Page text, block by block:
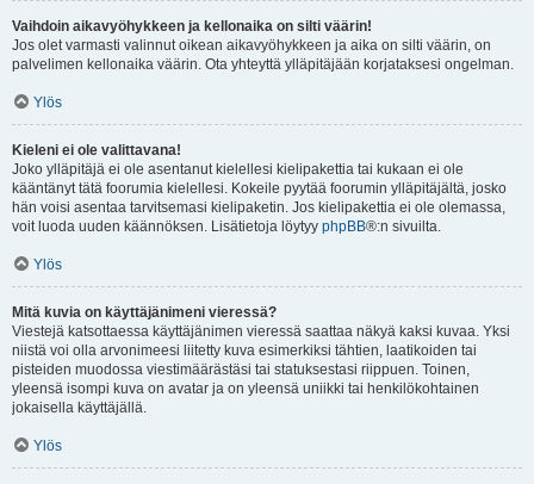
Vaihdoin aikavyöhykkeen ja kellonaika on silti väärin!
Jos olet varmasti valinnut oikean aikavyöhykkeen ja aika on silti väärin, on
palvelimen kellonaika väärin. Ota yhteyttä ylläpitäjään korjataksesi ongelman.
Ylös
Kieleni ei ole valittavana!
Joko ylläpitäjä ei ole asentanut kielellesi kielipakettia tai kukaan ei ole
kääntänyt tätä foorumia kielellesi. Kokeile pyytää foorumin ylläpitäjältä, josko
hän voisi asentaa tarvitsemasi kielipaketin. Jos kielipakettia ei ole olemassa,
voit luoda uuden käännöksen. Lisätietoja löytyy phpBB®:n sivuilta.
Ylös
Mitä kuvia on käyttäjänimeni vieressä?
Viestejä katsottaessa käyttäjänimen vieressä saattaa näkyä kaksi kuvaa. Yksi
niistä voi olla arvonimeesi liitetty kuva esimerkiksi tähtien, laatikoiden tai
pisteiden muodossa viestimäärästäsi tai statuksestasi riippuen. Toinen,
yleensä isompi kuva on avatar ja on yleensä uniikki tai henkilökohtainen
jokaisella käyttäjällä.
Ylös